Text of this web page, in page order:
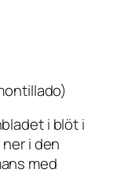
i blöt i
i den
med